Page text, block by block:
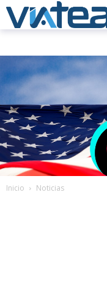
Inicio Noticias